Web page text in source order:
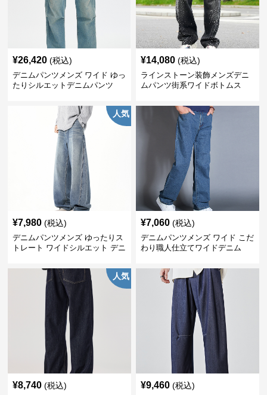
¥26,420 (税込)
デニムパンツメンズ ワイド ゆっ
たりシルエットデニムパンツ
¥14,080 (税込)
ラインストーン装飾メンズデニ
ムパンツ街系ワイドボトムス
人気
¥7,980 (税込)
デニムパンツメンズ ゆったりス
トレート ワイドシルエット デニ
¥7,060 (税込)
デニムパンツメンズ ワイド こだ
わり職人仕立てワイドデニム
人気
¥8,740 (税込) ¥9,460 (税込)